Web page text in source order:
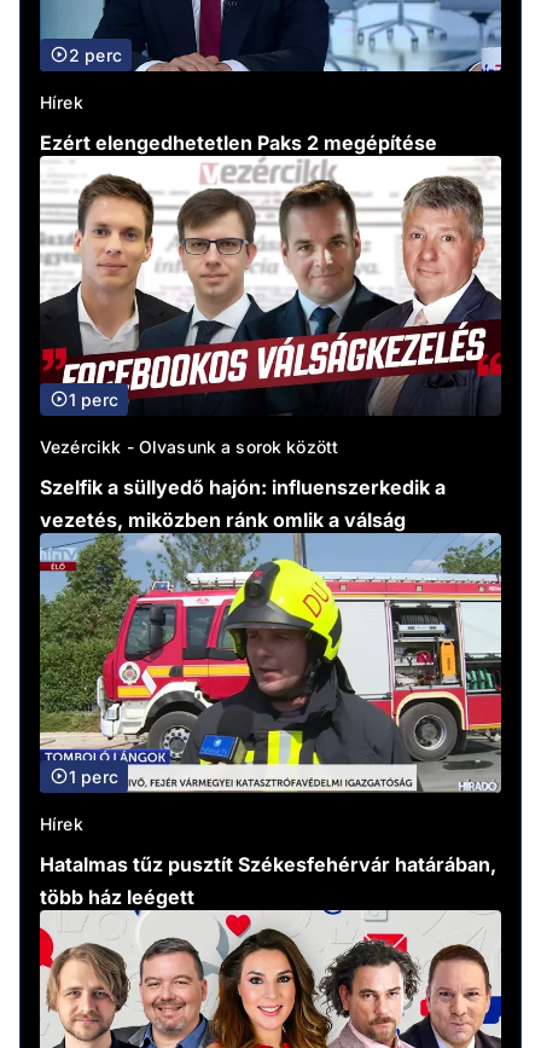
2 perc
Hírek
Ezért elengedhetetlen Paks 2 megépítése
1 perc
Vezércikk - Olvasunk a sorok között
Szelfik a süllyedő hajón: influenszerkedik a
vezetés, miközben ránk omlik a válság
1 perc
Hírek
Hatalmas tűz pusztít Székesfehérvár határában,
több ház leégett